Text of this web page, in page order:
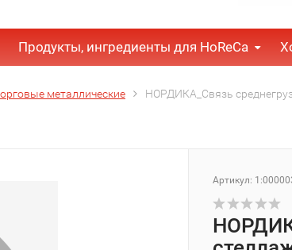
Продукты, ингредиенты для HoReCa
металлические НОРДИКА_Связь
Артикул: